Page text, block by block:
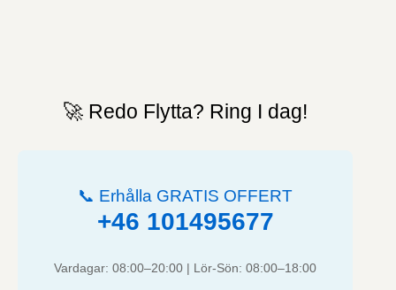
🚀 Redo Flytta? Ring I dag!
📞 Erhålla GRATIS OFFERT
+46 101495677
Vardagar: 08:00–20:00 | Lör-Sön: 08:00–18:00